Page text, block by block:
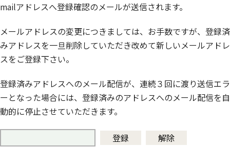
mailアドレスへ登録確認のメールが送信されます。
メールアドレスの変更につきましては、お手数ですが、登録済
みアドレスを一旦削除していただき改めて新しいメールアドレ
スをご登録下さい。
登録済みアドレスへのメール配信が、連続３回に渡り送信エラ
ーとなった場合には、登録済みのアドレスへのメール配信を自
動的に停止させていただきます。